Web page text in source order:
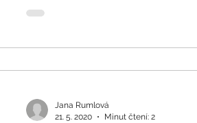
Jana Rumlová
21. 5. 2020
Minut čtení: 2